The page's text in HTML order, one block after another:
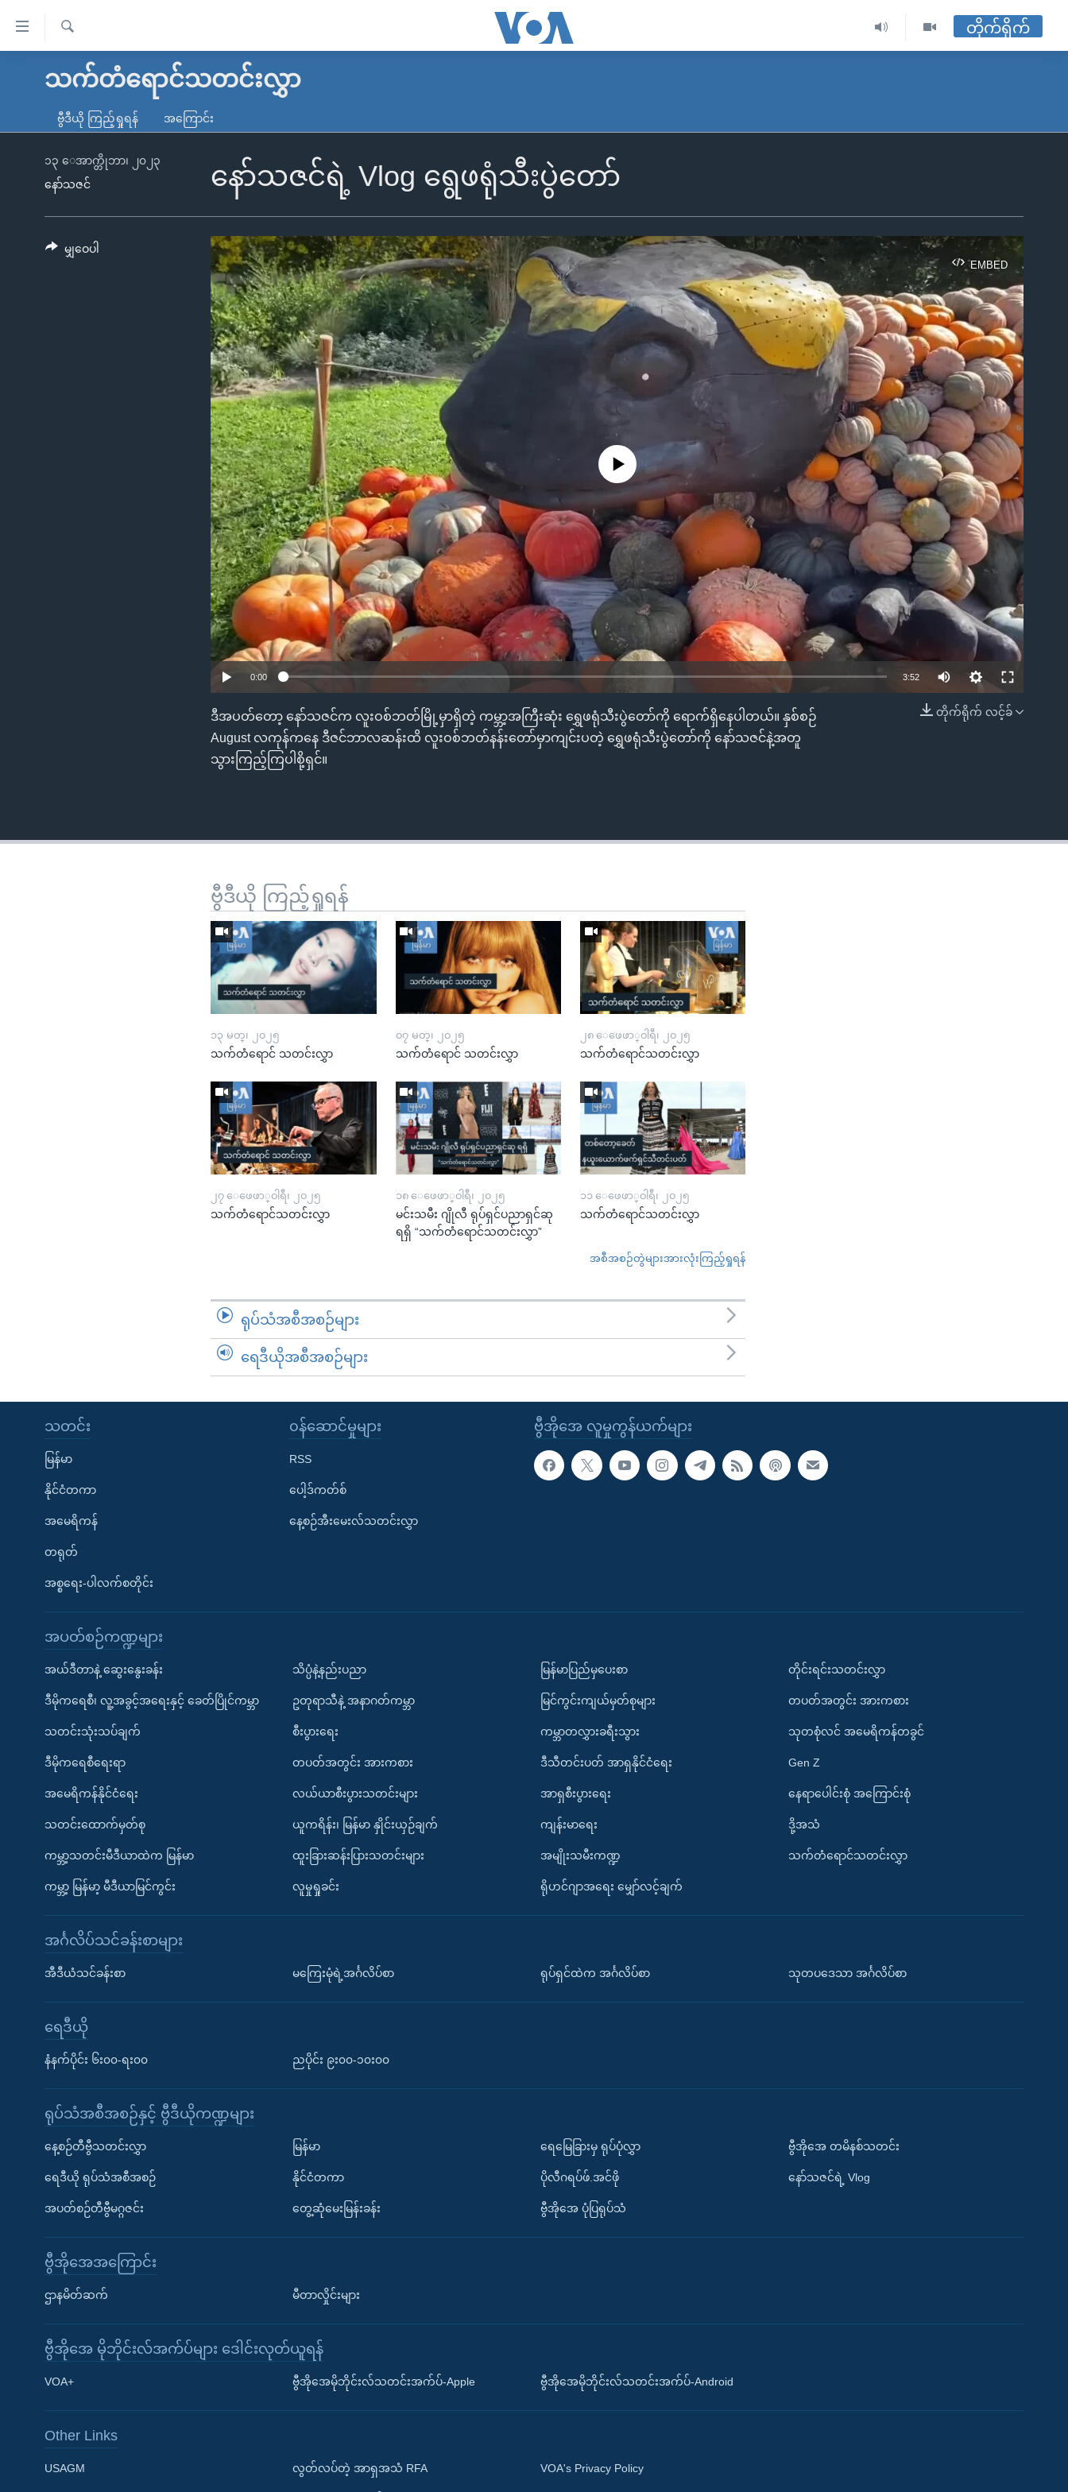
လွယ်ကူ
သည့်
မူလစာမျက်နှာ
ကမ္ဘာ့သတင်းများ
နိုင်ငံတကာ
အမေရိကန်
တရုတ်
အစ္စရေး-ပါလက်စတိုင်း
သတင်းလွတ်လပ်ခွင့်
ရပ်ဝန်းတခု လမ်းတခု အလွန်
အင်္ဂလိပ်စာလေ့လာမယ်
Learning English
ရ
တိုက်ရိုက်
သက်တံရောင်သတင်းလွှာ
ဗွီဒီယို ကြည့်ရှုရန် အကြောင်း
နော်သဇင်ရဲ့ Vlog ရွေဖရုံသီးပွဲတော်
၁၃ ေအာက္တိုဘာ၊ ၂၀၂၃
နော်သဇင်
EMBED
EMBED
No media source currently available
0:00 3:52
တိုက်ရိုက် လင့်ခ်
ဒီအပတ်တော့ နော်သဇင်က လူးဝစ်ဘတ်မြို့မှာရှိတဲ့ ကမ္ဘာ့အကြီးဆုံး ရွှေဖရုံသီးပွဲတော်ကို ရောက်ရှိနေပါတယ်။ နှစ်စဉ်
August လကုန်ကနေ ဒီဇင်ဘာလဆန်းထိ လူးဝစ်ဘတ်နန်းတော်မှာကျင်းပတဲ့ ရွှေဖရုံသီးပွဲတော်ကို နော်သဇင်နဲ့အတူ
သွားကြည့်ကြပါစို့ရှင်။
မျှဝေပါ
ဗွီဒီယို ကြည့်ရှုရန်
၁၃ မတ္၊ ၂၀၂၅
သက်တံရောင် သတင်းလွှာ
၀၇ မတ္၊ ၂၀၂၅
သက်တံရောင် သတင်းလွှာ
၂၈ ေဖေဖာ္၀ါရီ၊ ၂၀၂၅
သက်တံရောင်သတင်းလွှာ
၂၇ ေဖေဖာ္၀ါရီ၊ ၂၀၂၅
သက်တံရောင်သတင်းလွှာ
၁၈ ေဖေဖာ္၀ါရီ၊ ၂၀၂၅
မင်းသမီး ဂျိုလီ ရုပ်ရှင်ပညာရှင်ဆု
ရရှိ “သက်တံရောင်သတင်းလွှာ”
၁၁ ေဖေဖာ္၀ါရီ၊ ၂၀၂၅
သက်တံရောင်သတင်းလွှာ
အစီအစဉ်တွဲများအားလုံးကြည့်ရှုရန်
ရုပ်သံအစီအစဉ်များ
ရေဒီယိုအစီအစဉ်များ
ဗွီအိုအေ လူမှုကွန်ယက်များ
သတင်း
မြန်မာ
နိုင်ငံတကာ
အမေရိကန်
တရုတ်
အစ္စရေး-ပါလက်စတိုင်း
၀န်ဆောင်မှုများ
RSS
ပေါ့ဒ်ကတ်စ်
နေ့စဉ်အီးမေးလ်သတင်းလွှာ
အပတ်စဉ်ကဏ္ဍများ
အယ်ဒီတာနဲ့ ဆွေးနွေးခန်း
ဒီမိုကရေစီ၊ လူ့အခွင့်အရေးနှင့် ခေတ်ပြိုင်ကမ္ဘာ
သတင်းသုံးသပ်ချက်
ဒီမိုကရေစီရေးရာ
အမေရိကန်နိုင်ငံရေး
သတင်းထောက်မှတ်စု
ကမ္ဘာ့သတင်းမီဒီယာထဲက မြန်မာ
ကမ္ဘာ့ မြန်မာ့ မီဒီယာမြင်ကွင်း
သိပ္ပံနဲ့နည်းပညာ
ဥတုရာသီနဲ့ အနာဂတ်ကမ္ဘာ
စီးပွားရေး
တပတ်အတွင်း အားကစား
လယ်ယာစီးပွားသတင်းများ
ယူကရိန်း၊ မြန်မာ နှိုင်းယှဉ်ချက်
ထူးခြားဆန်းပြားသတင်းများ
လူမှုရှုခင်း
မြန်မာပြည်မှပေးစာ
မြင်ကွင်းကျယ်မှတ်စုများ
ကမ္ဘာတလွှားခရီးသွား
ဒီသီတင်းပတ် အာရှနိုင်ငံရေး
အာရှစီးပွားရေး
ကျန်းမာရေး
အမျိုးသမီးကဏ္ဍ
ရိုဟင်ဂျာအရေး မျှော်လင့်ချက်
တိုင်းရင်းသတင်းလွှာ
တပတ်အတွင်း အားကစား
သုတစုံလင် အမေရိကန်တခွင်
Gen Z
နေရာပေါင်းစုံ အကြောင်းစုံ
ဒို့အသံ
သက်တံရောင်သတင်းလွှာ
အင်္ဂလိပ်သင်ခန်းစာများ
အီဒီယံသင်ခန်းစာ မကြေးမုံရဲ့အင်္ဂလိပ်စာ ရုပ်ရှင်ထဲက အင်္ဂလိပ်စာ သုတပဒေသာ အင်္ဂလိပ်စာ
ရေဒီယို
နံနက်ပိုင်း ၆း၀၀-ရး၀၀ ညပိုင်း ၉း၀၀-၁၀း၀၀
ရုပ်သံအစီအစဉ်နှင့် ဗွီဒီယိုကဏ္ဍများ
နေ့စဉ်တီဗွီသတင်းလွှာ
ရေဒီယို ရုပ်သံအစီအစဉ်
အပတ်စဉ်တီဗွီမဂ္ဂဇင်း
မြန်မာ
နိုင်ငံတကာ
တွေ့ဆုံမေးမြန်းခန်း
ရေမြေခြားမှ ရုပ်ပုံလွှာ
ပိုလီဂရပ်ဖ်.အင်ဖို
ဗွီအိုအေ ပုံပြရုပ်သံ
ဗွီအိုအေ တမိနစ်သတင်း
နော်သဇင်ရဲ့ Vlog
ဗွီအိုအေအကြောင်း
ဌာနမိတ်ဆက် မီတာလှိုင်းများ
ဗွီအိုအေ မိုဘိုင်းလ်အက်ပ်များ ဒေါင်းလုတ်ယူရန်
VOA+ ဗွီအိုအေမိုဘိုင်းလ်သတင်းအက်ပ်-Apple ဗွီအိုအေမိုဘိုင်းလ်သတင်းအက်ပ်-Android
Other Links
USAGM လွတ်လပ်တဲ့ အာရှအသံ RFA VOA's Privacy Policy